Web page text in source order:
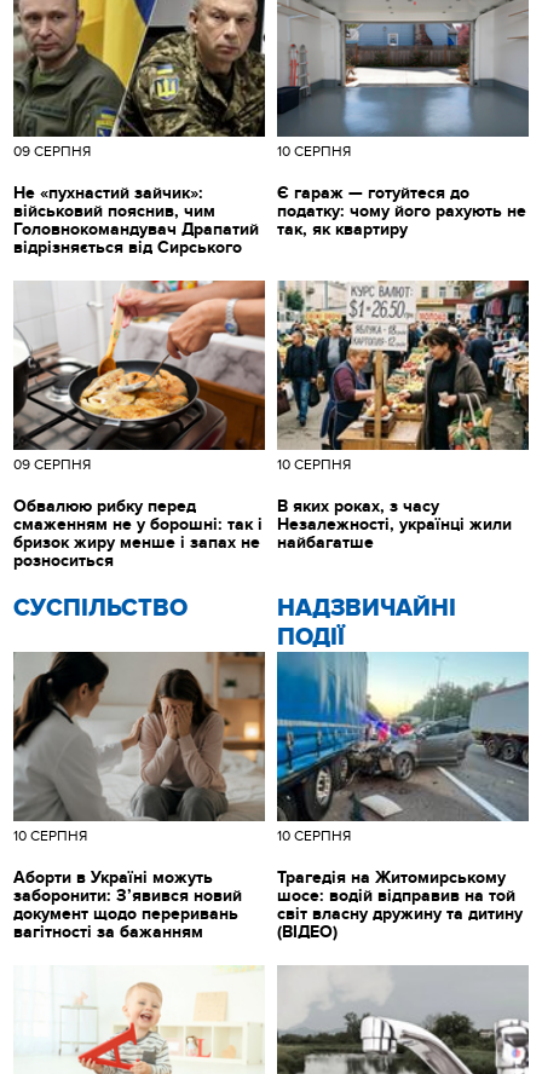
09 СЕРПНЯ
Не «пухнастий зайчик»:
військовий пояснив, чим
Головнокомандувач Драпатий
відрізняється від Сирського
10 СЕРПНЯ
Є гараж — готуйтеся до
податку: чому його рахують не
так, як квартиру
CУСПІЛЬСТВО
10 СЕРПНЯ
Аборти в Україні можуть
заборонити: З’явився новий
документ щодо переривань
вагітності за бажанням
НАДЗВИЧАЙНІ
ПОДІЇ
10 СЕРПНЯ
Трагедія на Житомирському
шосе: водій відправив на той
світ власну дружину та дитину
(ВІДЕО)
09 СЕРПНЯ
Обвалюю рибку перед
смаженням не у борошні: так і
бризок жиру менше і запах не
розноситься
10 СЕРПНЯ
В яких роках, з часу
Незалежності, українці жили
найбагатше